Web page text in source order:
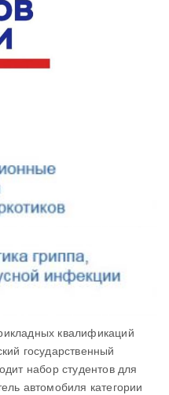
квалификаций
государственный
набор студентов для
автомобиля категории